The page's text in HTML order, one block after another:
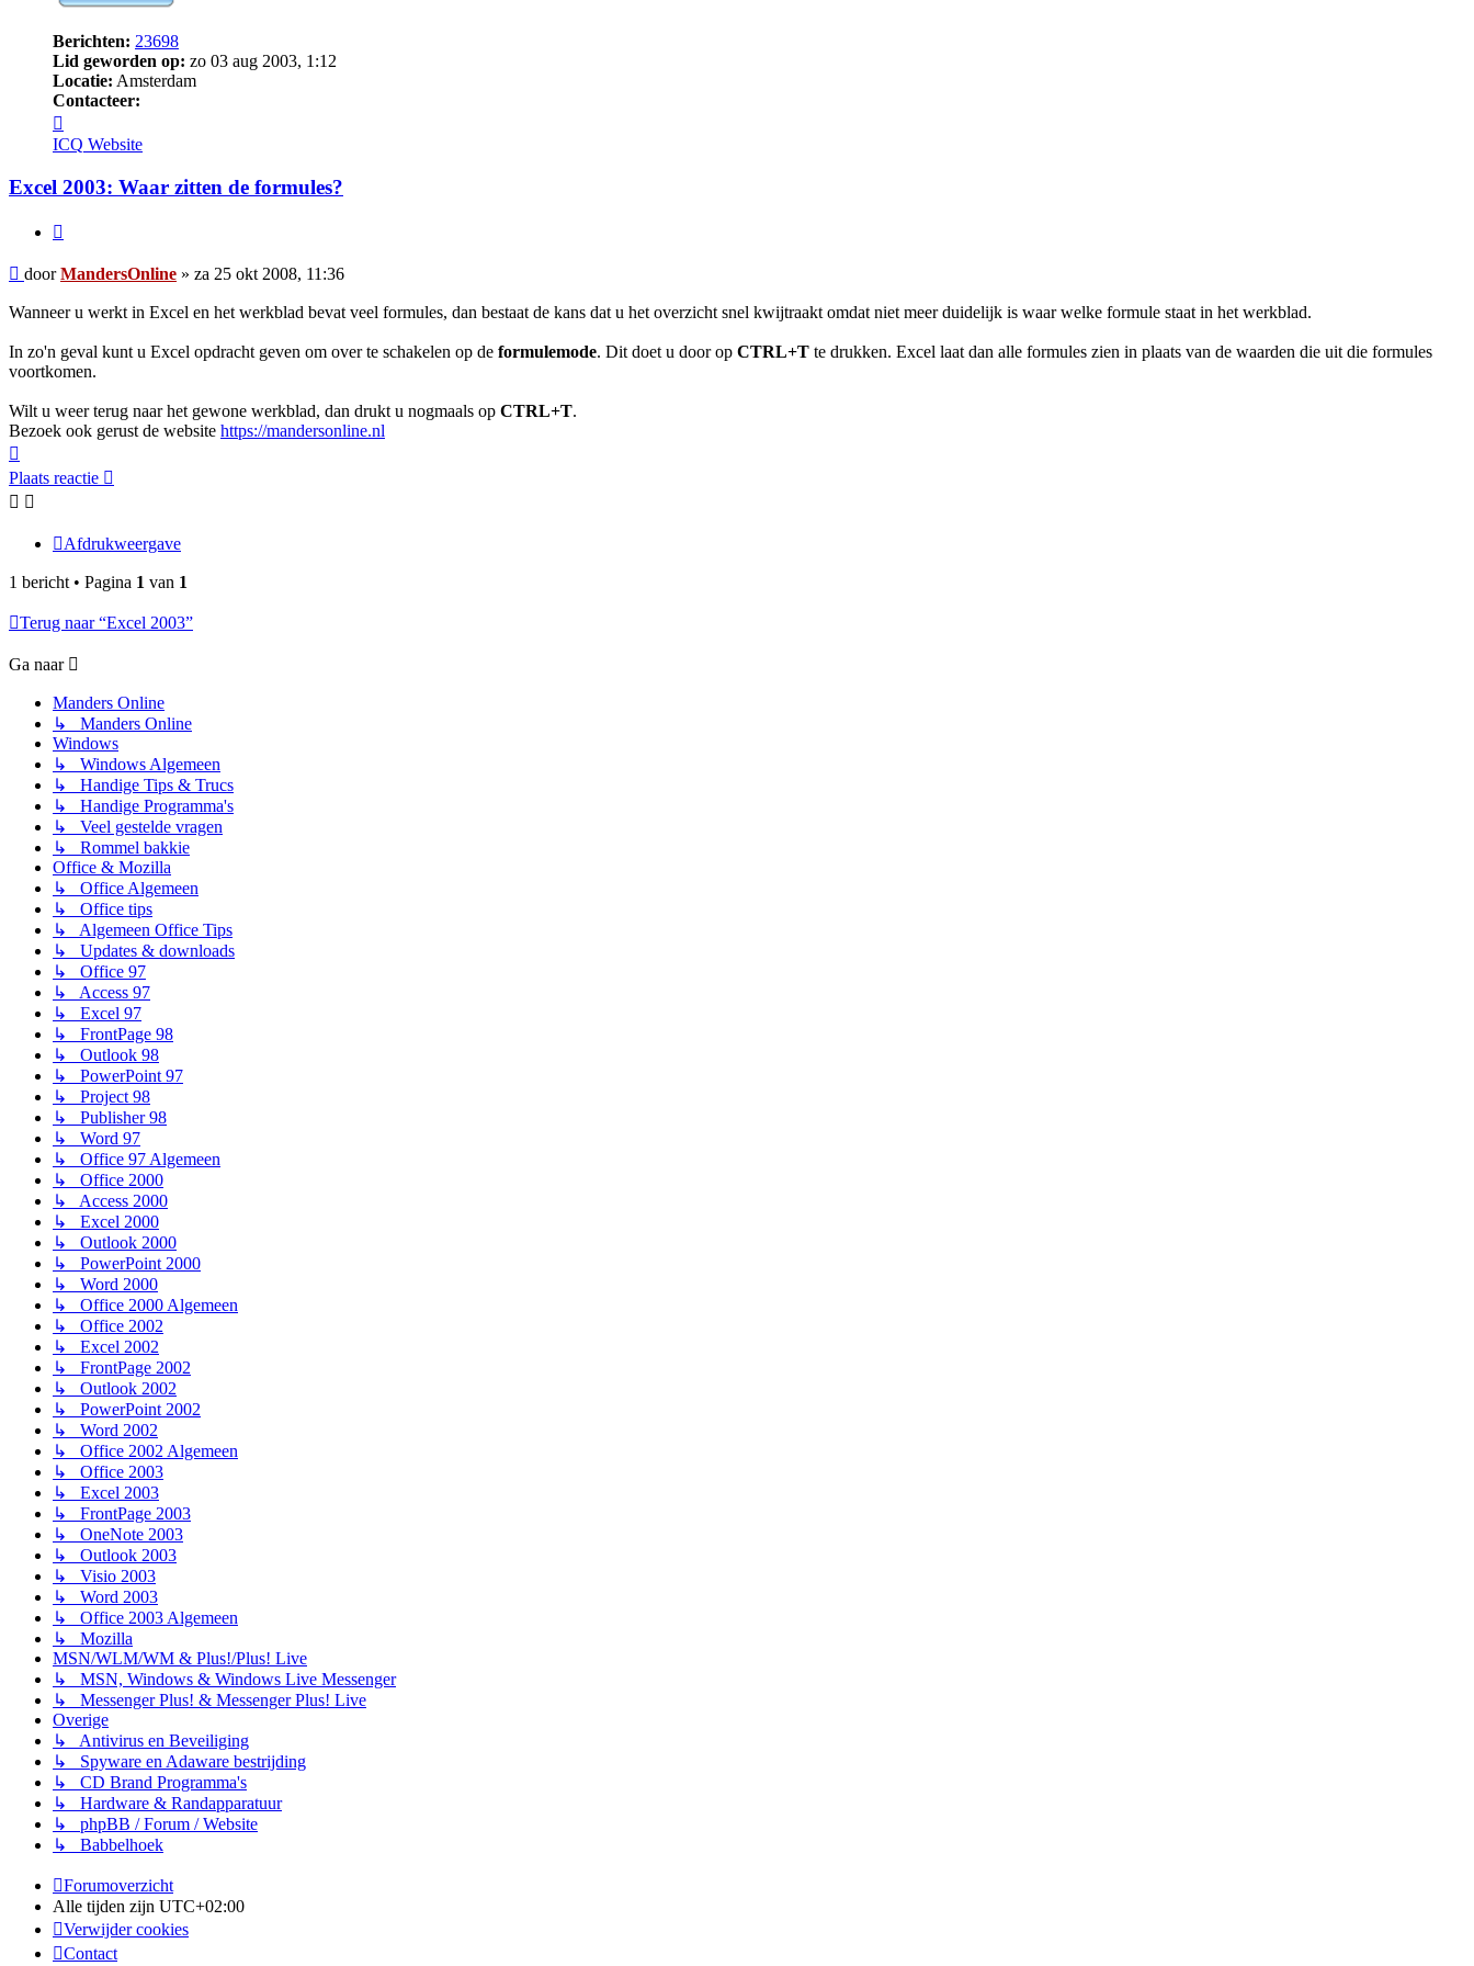
Berichten: 23698
Lid geworden op: zo 03 aug 2003, 1:12
Locatie: Amsterdam
Contacteer:
MandersOnline
ICQ Website
Excel 2003: Waar zitten de formules?
Bericht
doorMandersOnline » za 25 okt 2008, 11:36
Wanneer u werkt in Excel en het werkblad bevat veel formules, dan bestaat de kans dat u het overzicht snel kwijtraakt omdat niet meer duidelijk is waar welke formule staat in het werkblad.
In zo'n geval kunt u Excel opdracht geven om over te schakelen op de formulemode. Dit doet u door op CTRL+T te drukken. Excel laat dan alle formules zien in plaats van de waarden die uit die formules
voortkomen.
Wilt u weer terug naar het gewone werkblad, dan drukt u nogmaals op CTRL+T.
Bezoek ook gerust de website https://mandersonline.nl
Plaats reactie
Afdrukweergave
1 bericht • Pagina 1 van 1
Terug naar “Excel 2003”
Ga naar
Manders Online
↳ Manders Online
Windows
↳ Windows Algemeen
↳ Handige Tips & Trucs
↳ Handige Programma's
↳ Veel gestelde vragen
↳ Rommel bakkie
Office & Mozilla
↳ Office Algemeen
↳ Office tips
↳ Algemeen Office Tips
↳ Updates & downloads
↳ Office 97
↳ Access 97
↳ Excel 97
↳ FrontPage 98
↳ Outlook 98
↳ PowerPoint 97
↳ Project 98
↳ Publisher 98
↳ Word 97
↳ Office 97 Algemeen
↳ Office 2000
↳ Access 2000
↳ Excel 2000
↳ Outlook 2000
↳ PowerPoint 2000
↳ Word 2000
↳ Office 2000 Algemeen
↳ Office 2002
↳ Excel 2002
↳ FrontPage 2002
↳ Outlook 2002
↳ PowerPoint 2002
↳ Word 2002
↳ Office 2002 Algemeen
↳ Office 2003
↳ Excel 2003
↳ FrontPage 2003
↳ OneNote 2003
↳ Outlook 2003
↳ Visio 2003
↳ Word 2003
↳ Office 2003 Algemeen
↳ Mozilla
MSN/WLM/WM & Plus!/Plus! Live
↳ MSN, Windows & Windows Live Messenger
↳ Messenger Plus! & Messenger Plus! Live
Overige
↳ Antivirus en Beveiliging
↳ Spyware en Adaware bestrijding
↳ CD Brand Programma's
↳ Hardware & Randapparatuur
↳ phpBB / Forum / Website
↳ Babbelhoek
Forumoverzicht
Alle tijden zijn UTC+02:00
Verwijder cookies
Contact